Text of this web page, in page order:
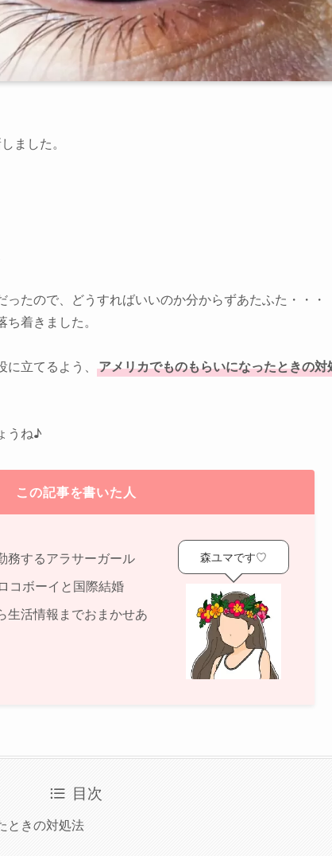
ました。
たので、どうすればいいのか分からずあたふた・・・
着きました。
立てるよう、 アメリカでものもらいになったときの対
うね♪
この記事を書いた人
務するアラサーガール
コボーイと国際結婚
生活情報までおまかせあ
森ユマです♡
目次
ときの対処法